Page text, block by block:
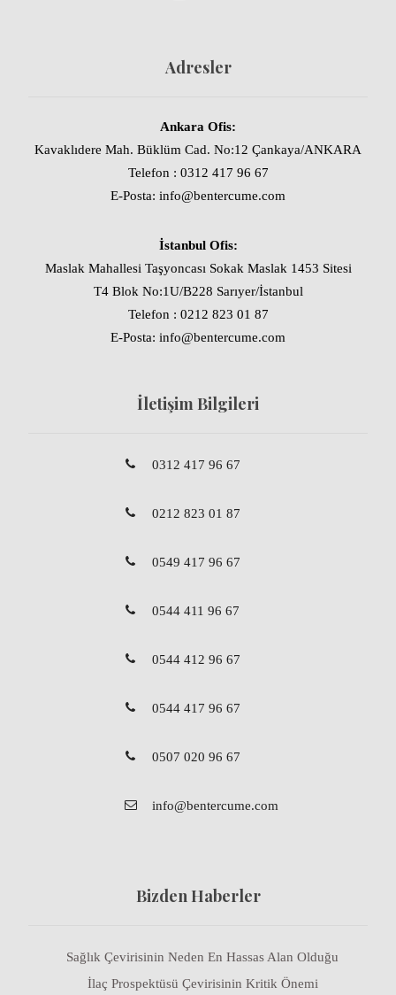
Adresler
Ankara Ofis:
Kavaklıdere Mah. Büklüm Cad. No:12 Çankaya/ANKARA
Telefon : 0312 417 96 67
E-Posta: info@bentercume.com
İstanbul Ofis:
Maslak Mahallesi Taşyoncası Sokak Maslak 1453 Sitesi
T4 Blok No:1U/B228 Sarıyer/İstanbul
Telefon : 0212 823 01 87
E-Posta: info@bentercume.com
İletişim Bilgileri
0312 417 96 67
0212 823 01 87
0549 417 96 67
0544 411 96 67
0544 412 96 67
0544 417 96 67
0507 020 96 67
info@bentercume.com
Bizden Haberler
Sağlık Çevirisinin Neden En Hassas Alan Olduğu
İlaç Prospektüsü Çevirisinin Kritik Önemi